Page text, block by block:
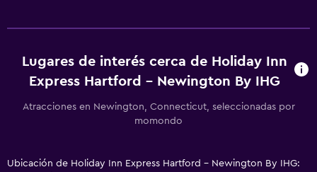
General
Posibilidad de habitaciones conectadas
Piscina
Lugares de interés cerca de Holiday Inn
Express Hartford - Newington By IHG
Atracciones en Newington, Connecticut, seleccionadas por
momondo
Ubicación de Holiday Inn Express Hartford - Newington By IHG: